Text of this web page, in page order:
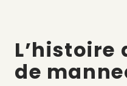
L’histoire
de